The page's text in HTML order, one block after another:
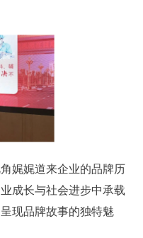
娓娓道来企业的品牌历
成长与社会进步中承载
现品牌故事的独特魅